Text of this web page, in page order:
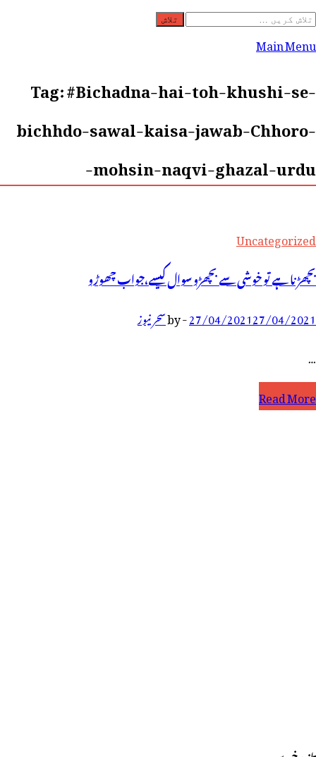
تلاش
کریں
Main Menu
Tag:#Bichadna-hai-toh-khushi-se-
bichhdo-sawal-kaisa-jawab-Chhoro-
mohsin-naqvi-ghazal-urdu-
Uncategorized
بچھڑنا ہے تو خوشی سے بچھڑو سوال کیسے،جواب چھوڑو
27/04/202127/04/2021
-
byسحر نیوز
…
بچھڑنا
Read More